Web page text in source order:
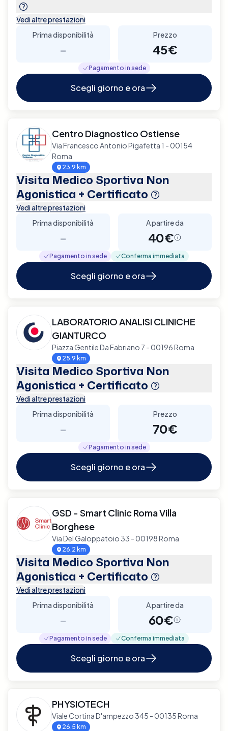
Vedi altre prestazioni
Prima disponibilità
-
Prezzo
45€
Pagamento in sede
Scegli giorno e ora
Centro Diagnostico Ostiense
Via Francesco Antonio Pigafetta 1 - 00154
Roma
23.9 km
Visita Medico Sportiva Non
Agonistica + Certificato
Vedi altre prestazioni
Prima disponibilità
-
A partire da
40€
Pagamento in sede Conferma immediata
Scegli giorno e ora
LABORATORIO ANALISI CLINICHE
GIANTURCO
Piazza Gentile Da Fabriano 7 - 00196 Roma
25.9 km
Visita Medico Sportiva Non
Agonistica + Certificato
Vedi altre prestazioni
Prima disponibilità
-
Prezzo
70€
Pagamento in sede
Scegli giorno e ora
GSD - Smart Clinic Roma Villa
Borghese
Via Del Galoppatoio 33 - 00198 Roma
26.2 km
Visita Medico Sportiva Non
Agonistica + Certificato
Vedi altre prestazioni
Prima disponibilità
-
A partire da
60€
Pagamento in sede Conferma immediata
Scegli giorno e ora
PHYSIOTECH
Viale Cortina D'ampezzo 345 - 00135 Roma
26.5 km